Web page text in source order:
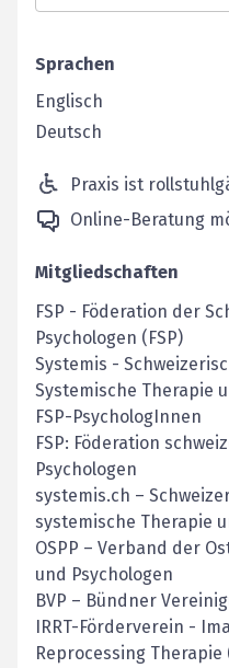
Sprachen
Englisch
Deutsch
Praxis ist
Online-Beratung
Mitgliedschaften
FSP - Föderation der
Psychologen (FSP)
Systemis -
Systemische Therapie
FSP-PsychologInnen
FSP: Föderation
Psychologen
systemis.ch –
systemische Therapie
OSPP – Verband der
und Psychologen
BVP – Bündner
IRRT-Förderverein -
Reprocessing Therapie